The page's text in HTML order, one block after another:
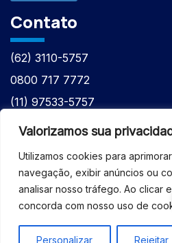
Valorizamos sua
Utilizamos cookies para
navegação, exibir anúncios ou
analisar nosso tráfego. Ao clicar
concorda com nosso uso de
Personalizar Rejeitar
Contato
(62) 3110-5757
0800 717 7772
(11) 97533-5757
(62) 98610-7777
© 2026 - ASSISTÊNCIA
EQUIPAMENTOS BRUKER -